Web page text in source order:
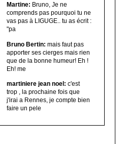
Martine: Bruno, Je ne
comprends pas pourquoi tu ne
vas pas à LIGUGE.. tu as écrit :
"pa
Bruno Bertin: mais faut pas
apporter ses cierges mais rien
que de la bonne humeur! Eh !
Eh! me
martiniere jean noel: c'est
trop , la prochaine fois que
j'irai a Rennes, je compte bien
faire un pele